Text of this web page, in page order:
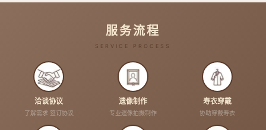
服务流程
SERVICE PROCESS
洽谈协议
了解需求 签订协议
遗像制作
专业遗像拍摄制作
寿衣穿戴
协助穿戴寿衣